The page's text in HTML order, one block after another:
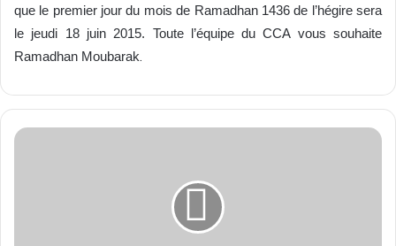
que le premier jour du mois de Ramadhan 1436 de l’hégire sera
le jeudi 18 juin 2015. Toute l’équipe du CCA vous souhaite
Ramadhan Moubarak.